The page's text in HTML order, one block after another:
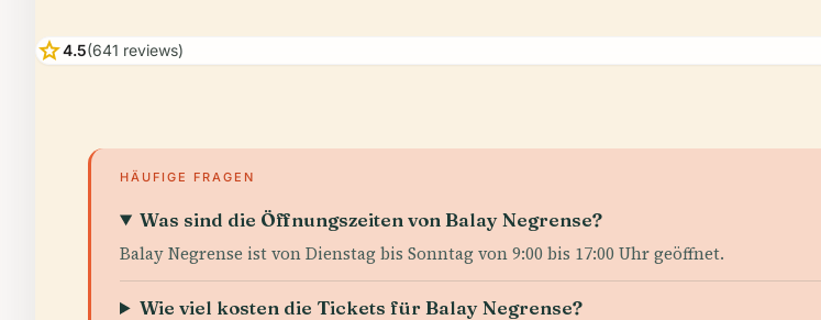
star4.5(641 reviews)
HÄUFIGE FRAGEN
Was sind die Öffnungszeiten von Balay Negrense?
Balay Negrense ist von Dienstag bis Sonntag von 9:00 bis 17:00 Uhr geöffnet.
Wie viel kosten die Tickets für Balay Negrense?